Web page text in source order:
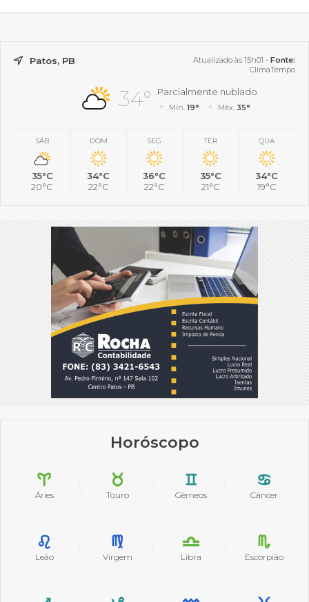
Patos, PB Atualizado às 15h01 - Fonte:
ClimaTempo
34° Parcialmente nublado
Mín.19° Máx. 35°
SÁB
35°C
20°C
DOM
34°C
22°C
SEG
36°C
22°C
TER
35°C
21°C
QUA
34°C
19°C
Horóscopo
Áries Touro Gêmeos Câncer
Leão Virgem Libra Escorpião